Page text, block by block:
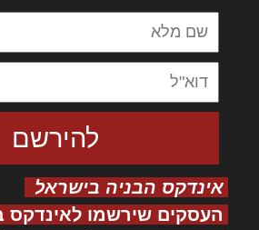
אינדקס הבניה בישראל
העסקים שירשמו לאינדקס